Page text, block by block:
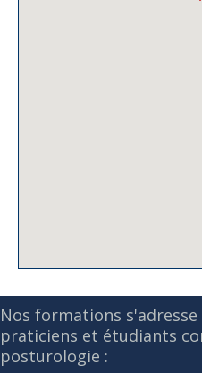
Nos formations
praticiens et étudiants
posturologie :